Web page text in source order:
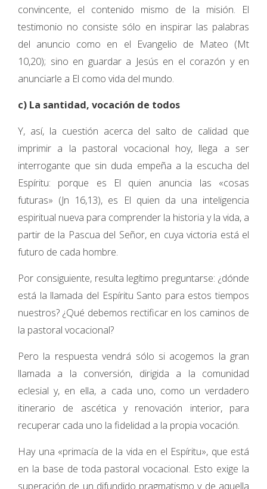
convincente, el contenido mismo de la misión. El
testimonio no consiste sólo en inspirar las palabras
del anuncio como en el Evangelio de Mateo (Mt
10,20); sino en guardar a Jesús en el corazón y en
anunciarle a El como vida del mundo.
c) La santidad, vocación de todos
Y, así, la cuestión acerca del salto de calidad que
imprimir a la pastoral vocacional hoy, llega a ser
interrogante que sin duda empeña a la escucha del
Espíritu: porque es El quien anuncia las «cosas
futuras» (Jn 16,13), es El quien da una inteligencia
espiritual nueva para comprender la historia y la vida, a
partir de la Pascua del Señor, en cuya victoria está el
futuro de cada hombre.
Por consiguiente, resulta legítimo preguntarse: ¿dónde
está la llamada del Espíritu Santo para estos tiempos
nuestros? ¿Qué debemos rectificar en los caminos de
la pastoral vocacional?
Pero la respuesta vendrá sólo si acogemos la gran
llamada a la conversión, dirigida a la comunidad
eclesial y, en ella, a cada uno, como un verdadero
itinerario de ascética y renovación interior, para
recuperar cada uno la fidelidad a la propia vocación.
Hay una «primacía de la vida en el Espíritu», que está
en la base de toda pastoral vocacional. Esto exige la
superación de un difundido pragmatismo y de aquella